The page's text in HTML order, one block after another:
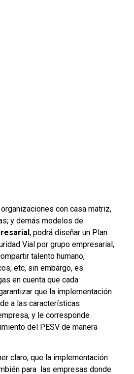
con casa matriz,
y demás modelos de
, podrá diseñar un Plan
Vial por grupo empresarial,
talento humano,
etc, sin embargo, es
en cuenta que cada
que la implementación
a las características
y le corresponde
del PESV de manera
claro, que la implementación
para las empresas donde